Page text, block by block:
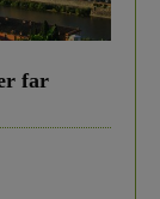
far